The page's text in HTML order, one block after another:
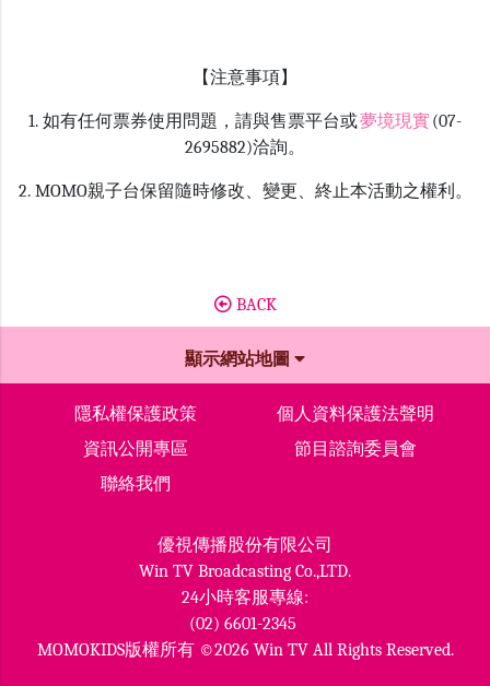
【注意事項】
1. 如有任何票券使用問題，請與售票平台或夢境現實(07-
2695882)洽詢。
2. MOMO親子台保留隨時修改、變更、終止本活動之權利。
BACK
顯示網站地圖
隱私權保護政策
個人資料保護法聲明
資訊公開專區
節目諮詢委員會
聯絡我們
優視傳播股份有限公司
Win TV Broadcasting Co.,LTD.
24小時客服專線:
(02) 6601-2345
MOMOKIDS版權所有 ©2026 Win TV All Rights Reserved.